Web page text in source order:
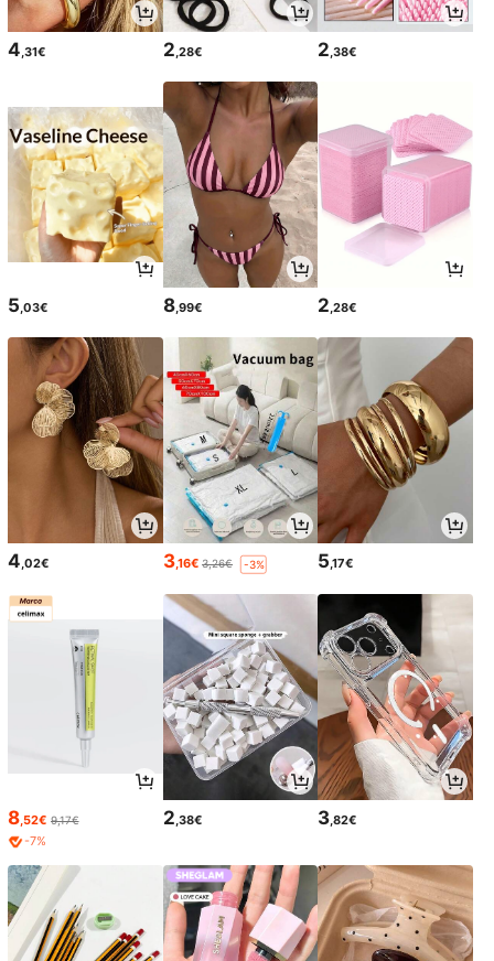
4,31€ 2,28€ 2,38€
5,03€ 8,99€ 2,28€
4,02€ 3,16€ 3,26€ -3% 5,17€
8 ,52€ 9,17€
-7%
2 ,38€ 3 ,82€